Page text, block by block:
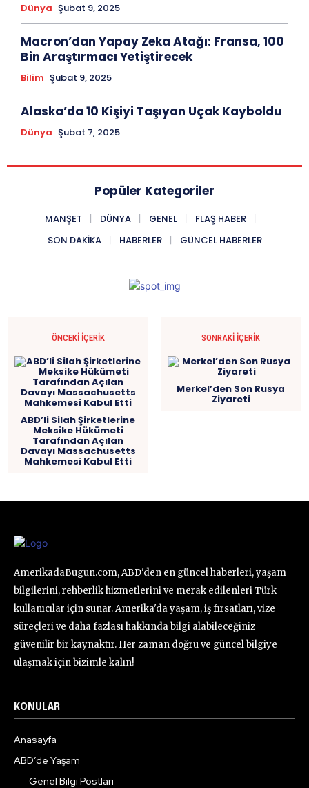
Dünya Şubat 9, 2025
Macron’dan Yapay Zeka Atağı: Fransa, 100
Bin Araştırmacı Yetiştirecek
Bilim Şubat 9, 2025
Alaska’da 10 Kişiyi Taşıyan Uçak Kayboldu
Dünya Şubat 7, 2025
Popüler Kategoriler
MANŞET DÜNYA GENEL
FLAŞ HABER
SON DAKIKA
HABERLER GÜNCEL HABERLER
ÖNCEKI İÇERIK
ABD’li Silah Şirketlerine
Meksike Hükümeti
Tarafından Açılan
Davayı Massachusetts
Mahkemesi Kabul Etti
SONRAKI İÇERIK
Merkel’den Son Rusya
Ziyareti
AmerikadaBugun.com, ABD'den en güncel haberleri, yaşam
bilgilerini, rehberlik hizmetlerini ve merak edilenleri Türk
kullanıcılar için sunar. Amerika'da yaşam, iş fırsatları, vize
süreçleri ve daha fazlası hakkında bilgi alabileceğiniz
güvenilir bir kaynaktır. Her zaman doğru ve güncel bilgiye
ulaşmak için bizimle kalın!
KONULAR
Anasayfa
ABD’de Yaşam
Genel Bilgi Postları